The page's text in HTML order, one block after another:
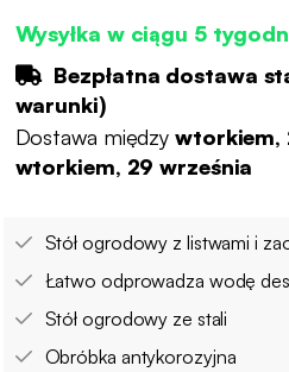
Wysyłka w ciągu 5
Bezpłatna dostawa
warunki)
Dostawa między wtorkiem,
wtorkiem, 29 września
Stół ogrodowy z listwami i
Łatwo odprowadza wodę
Stół ogrodowy ze stali
Obróbka antykorozyjna